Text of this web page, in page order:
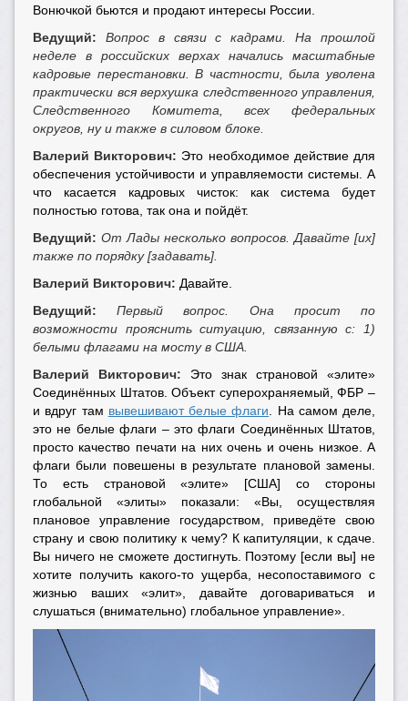
Вонючкой бьются и продают интересы России.
Ведущий:
Вопрос в связи с кадрами. На прошлой
неделе в российских верхах начались масштабные
кадровые перестановки. В частности, была уволена
практически вся верхушка следственного управления,
Следственного Комитета, всех федеральных
округов, ну и также в силовом блоке.
Валерий Викторович: Это необходимое действие для
обеспечения устойчивости и управляемости системы. А
что касается кадровых чисток: как система будет
полностью готова, так она и пойдёт.
Ведущий: От Лады несколько вопросов. Давайте [их]
также по порядку [задавать].
Валерий Викторович: Давайте.
Ведущий:
Первый вопрос. Она просит по
возможности прояснить ситуацию, связанную с: 1)
белыми флагами на мосту в США.
Валерий Викторович: Это знак страновой «элите»
Соединённых Штатов. Объект суперохраняемый, ФБР –
и вдруг там вывешивают белые флаги . На самом деле,
это не белые флаги – это флаги Соединённых Штатов,
просто качество печати на них очень и очень низкое. А
флаги были повешены в результате плановой замены.
То есть страновой «элите» [США] со стороны
глобальной «элиты» показали: «Вы, осуществляя
плановое управление государством, приведёте свою
страну и свою политику к чему? К капитуляции, к сдаче.
Вы ничего не сможете достигнуть. Поэтому [если вы] не
хотите получить какого-то ущерба, несопоставимого с
жизнью ваших «элит», давайте договариваться и
слушаться (внимательно) глобальное управление».